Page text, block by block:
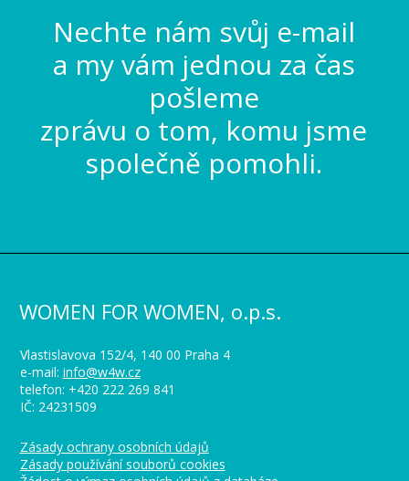
Nechte nám svůj e-mail
a my vám jednou za čas
pošleme
zprávu o tom, komu jsme
společně pomohli.
WOMEN FOR WOMEN, o.p.s.
Vlastislavova 152/4, 140 00 Praha 4
e-mail: info@w4w.cz
telefon: +420 222 269 841
IČ: 24231509
Zásady ochrany osobních údajů
Zásady používání souborů cookies